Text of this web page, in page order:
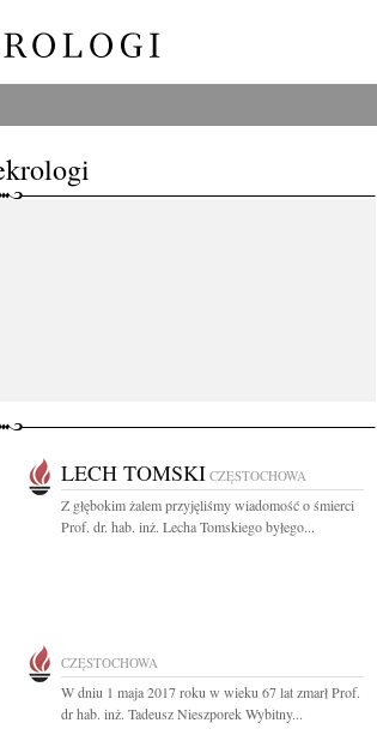
LECH TOMSKI CZĘSTOCHOWA
Z głębokim żalem przyjęliśmy wiadomość o śmierci
Prof. dr. hab. inż. Lecha Tomskiego byłego...
CZĘSTOCHOWA
W dniu 1 maja 2017 roku w wieku 67 lat zmarł Prof.
dr hab. inż. Tadeusz Nieszporek Wybitny...